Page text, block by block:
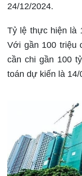
24/12/2024.
Tỷ lệ thực hiện là
Với gần 100 triệu
cần chi gần 100
toán dự kiến là 14/